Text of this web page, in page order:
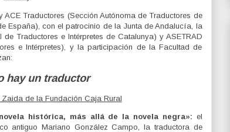
Traductores (Sección Autónoma de Traductores de
España), con el patrocinio de la Junta de Andalucía, la
Traductores e Intérpretes de Catalunya) y ASETRAD
e Intérpretes), y la participación de la Facultad de
hay un traductor
de la Fundación Caja Rural
histórica, más allá de la novela negra»: el
antiguo Mariano González Campo, la traductora de